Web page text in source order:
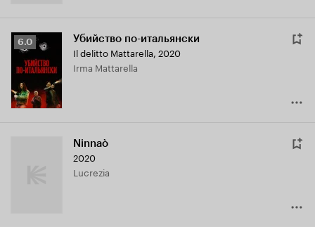
Рейтинг
Кинопоиска
6.0
6.0 Убийство по-итальянски
Il delitto Mattarella, 2020
Irma Mattarella
Ninnaò
2020
Lucrezia